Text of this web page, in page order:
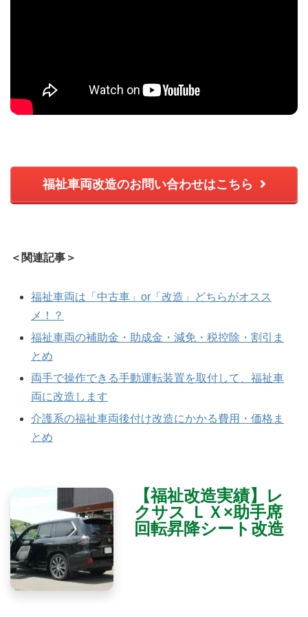
福祉車両改造のお問い合わせはこちら
＜関連記事＞
福祉車両は「中古車」or「改造」どちらがオスス
メ！？
福祉車両の補助金・助成金・減免・税控除・割引ま
とめ
両手で操作できる手動運転装置を取付して、福祉車
両に改造します
介護系の福祉車両後付け改造にかかる費用・価格ま
とめ
【福祉改造実績】レ
クサス ＬＸ×助手席
回転昇降シート改造